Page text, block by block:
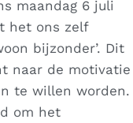
maandag 6 juli
het ons zelf
bijzonder’. Dit
naar de motivatie
te willen worden.
om het